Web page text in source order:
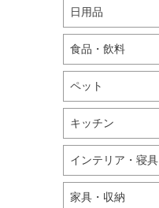
日用品
食品・飲料
ペット
キッチン
インテリア・寝具
家具・収納